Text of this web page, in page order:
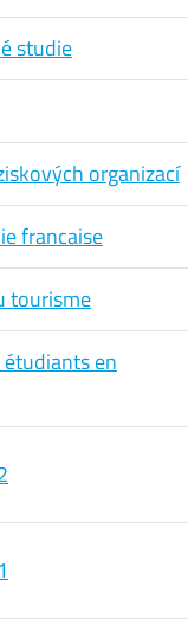
studie
organizací
francaise
tourisme
en